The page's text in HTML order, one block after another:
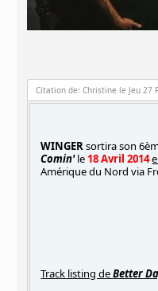
Citation de: Christine le Jeu 27
WINGERsortira son
Comin'le 18 Avril 2014
Amérique du Nord via
Track listing deBetter